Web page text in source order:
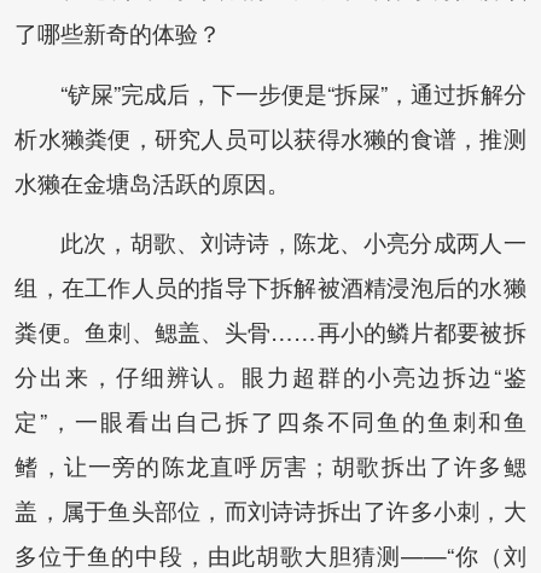
了哪些新奇的体验？
“铲屎”完成后，下一步便是“拆屎”，通过拆解分
析水獭粪便，研究人员可以获得水獭的食谱，推测
水獭在金塘岛活跃的原因。
此次，胡歌、刘诗诗，陈龙、小亮分成两人一
组，在工作人员的指导下拆解被酒精浸泡后的水獭
粪便。鱼刺、鳃盖、头骨……再小的鳞片都要被拆
分出来，仔细辨认。眼力超群的小亮边拆边“鉴
定”，一眼看出自己拆了四条不同鱼的鱼刺和鱼
鳍，让一旁的陈龙直呼厉害；胡歌拆出了许多鳃
盖，属于鱼头部位，而刘诗诗拆出了许多小刺，大
多位于鱼的中段，由此胡歌大胆猜测——“你（刘